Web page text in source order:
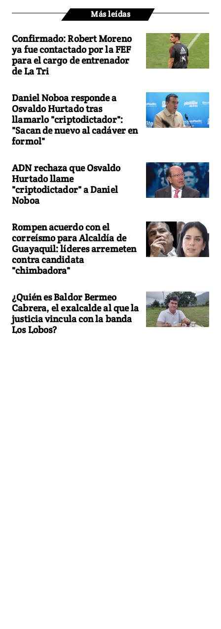
Más leídas
Confirmado: Robert Moreno
ya fue contactado por la FEF
para el cargo de entrenador
de La Tri
Daniel Noboa responde a
Osvaldo Hurtado tras
llamarlo "criptodictador":
"Sacan de nuevo al cadáver en
formol"
ADN rechaza que Osvaldo
Hurtado llame
"criptodictador" a Daniel
Noboa
Rompen acuerdo con el
correísmo para Alcaldía de
Guayaquil: líderes arremeten
contra candidata
"chimbadora"
¿Quién es Baldor Bermeo
Cabrera, el exalcalde al que la
justicia vincula con la banda
Los Lobos?